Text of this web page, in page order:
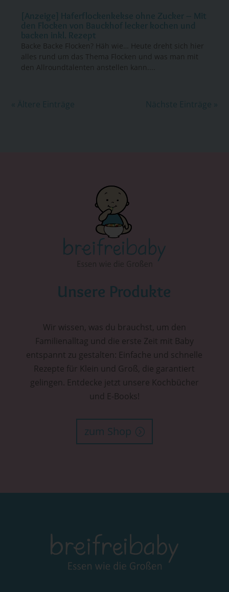
[Anzeige] Haferflockenkekse ohne Zucker – Mit
den Flocken von Bauckhof lecker kochen und
backen inkl. Rezept
Backe Backe Flocken? Häh wie… Heute dreht sich hier
alles rund um das Thema Flocken und was man mit
den Allroundtalenten anstellen kann....
« Ältere Einträge Nächste Einträge »
Unsere Produkte
Wir wissen, was du brauchst, um den
Familienalltag und die erste Zeit mit Baby
entspannt zu gestalten: Einfache und schnelle
Rezepte für Klein und Groß, die garantiert
gelingen. Entdecke jetzt unsere Kochbücher
und E-Books!
zum Shop